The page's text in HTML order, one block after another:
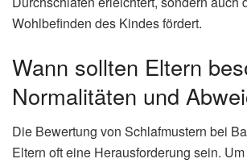
Wohlbefinden des Kindes fördert.
Wann sollten Eltern
Normalitäten und
Die Bewertung von Schlafmustern bei
Eltern oft eine Herausforderung sein.